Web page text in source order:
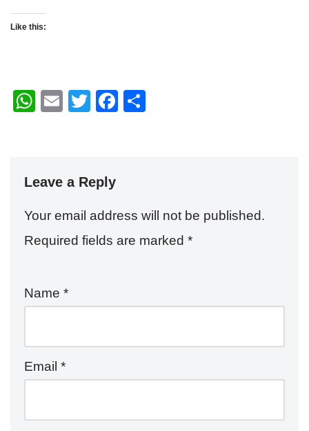
Like this:
W
A
p
p
E
T
F
o
o
Leave a Reply
Your email address will not be published.
Required fields are marked *
Name *
Email *